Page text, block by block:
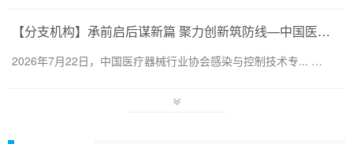
【分支机构】承前启后谋新篇 聚力创新筑防线—中国医疗器械行业协会感染与控制技术专业委员会换届会暨第六届第一次会员代表大会圆满召开
2026年7月22日，中国医疗器械行业协会感染与控制技术专... …